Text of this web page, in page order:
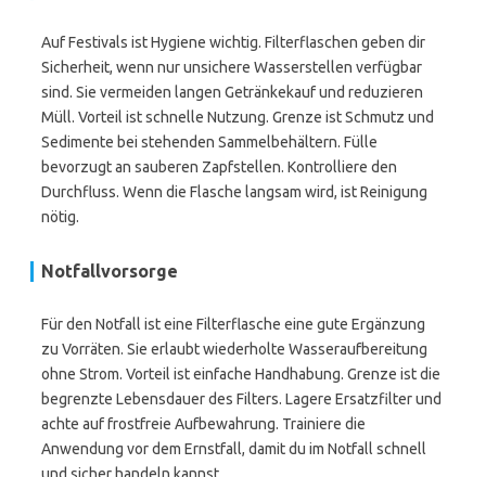
Auf Festivals ist Hygiene wichtig. Filterflaschen geben dir
Sicherheit, wenn nur unsichere Wasserstellen verfügbar
sind. Sie vermeiden langen Getränkekauf und reduzieren
Müll. Vorteil ist schnelle Nutzung. Grenze ist Schmutz und
Sedimente bei stehenden Sammelbehältern. Fülle
bevorzugt an sauberen Zapfstellen. Kontrolliere den
Durchfluss. Wenn die Flasche langsam wird, ist Reinigung
nötig.
Notfallvorsorge
Für den Notfall ist eine Filterflasche eine gute Ergänzung
zu Vorräten. Sie erlaubt wiederholte Wasseraufbereitung
ohne Strom. Vorteil ist einfache Handhabung. Grenze ist die
begrenzte Lebensdauer des Filters. Lagere Ersatzfilter und
achte auf frostfreie Aufbewahrung. Trainiere die
Anwendung vor dem Ernstfall, damit du im Notfall schnell